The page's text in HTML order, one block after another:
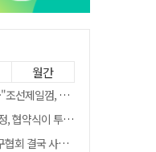
월간
살고 권력에 죽었다"
자 확정은 아니긴 해
이 반성, 쇄신하겠다"